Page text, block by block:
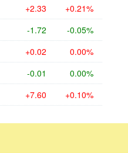
+2.33 +0.21%
-1.72 -0.05%
+0.02 0.00%
-0.01 0.00%
+7.60 +0.10%